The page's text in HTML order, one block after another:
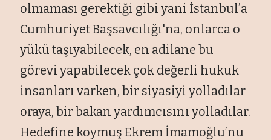
olmaması gerektiği gibi yani İstanbul’a
Cumhuriyet Başsavcılığı'na, onlarca o
yükü taşıyabilecek, en adilane bu
görevi yapabilecek çok değerli hukuk
insanları varken, bir siyasiyi yolladılar
oraya, bir bakan yardımcısını yolladılar.
Hedefine koymuş Ekrem İmamoğlu’nu